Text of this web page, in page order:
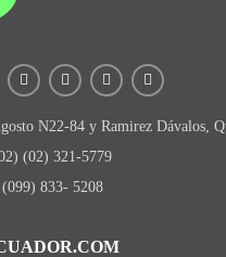
N22-84 y Ramirez Dávalos,
(02) 321-5779
833- 5208